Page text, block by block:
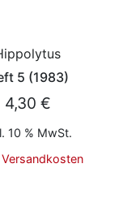
5 (1983)
4,30 €
10 % MwSt.
Versandkosten